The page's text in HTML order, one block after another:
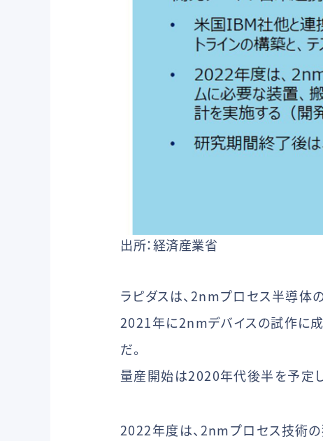
出所：経済産業省
ラピダスは、2nmプロセス半導体
2021年に2nmデバイスの試作に
だ。
量産開始は2020年代後半を予定し
2022年度は、2nmプロセス技術